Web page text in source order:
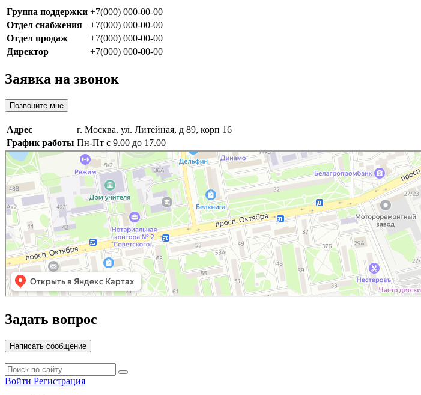
Группа поддержки +7(000) 000-00-00
Отдел снабжения
+7(000) 000-00-00
Отдел продаж
+7(000) 000-00-00
Директор
+7(000) 000-00-00
Заявка на звонок
Позвоните мне
Адрес
г. Москва. ул. Литейная, д 89, корп 16
График работы Пн-Пт с 9.00 до 17.00
Задать вопрос
Написать сообщение
Войти Регистрация